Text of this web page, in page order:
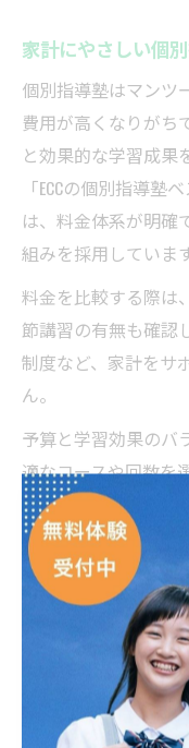
家計にやさしい個
個別指導塾はマンツ
費用が高くなりがち
と効果的な学習成果
「ECCの個別指導塾
は、料金体系が明確
組みを採用しています
料金を比較する際は
節講習の有無も確認
制度など、家計をサ
ん。
予算と学習効果のバ
適なコースや回数を
「思ったよりも費用
た」という保護者の
可能です。
太田市の個別指導
学習習慣を身につ
です。太田市の個別
ストワンPocket太田